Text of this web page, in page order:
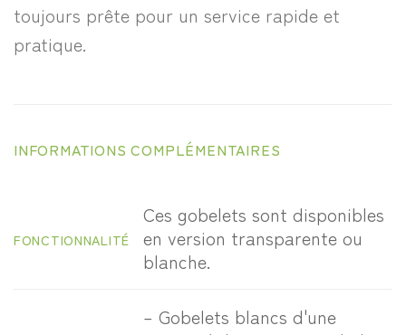
toujours prête pour un service rapide et
pratique.
INFORMATIONS COMPLÉMENTAIRES
FONCTIONNALITÉ
Ces gobelets sont disponibles
en version transparente ou
blanche.
– Gobelets blancs d'une